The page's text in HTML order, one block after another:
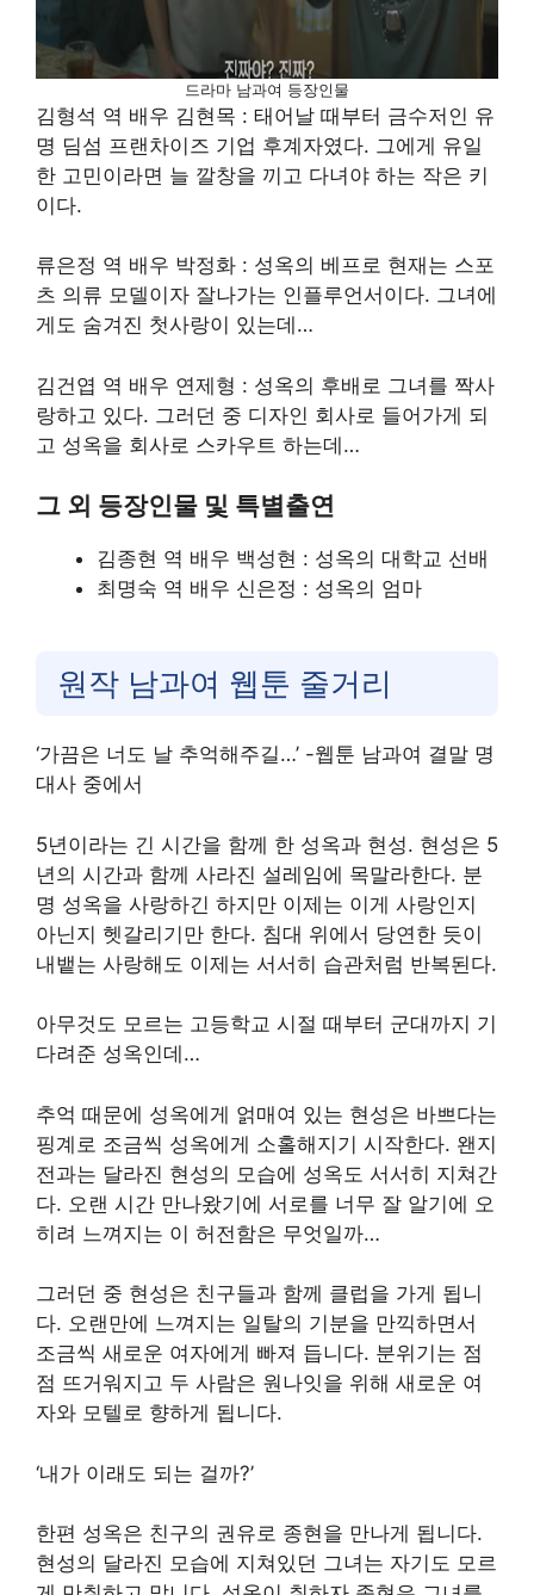
드라마 남과여 등장인물
김형석 역 배우 김현목 : 태어날 때부터 금수저인 유
명 딤섬 프랜차이즈 기업 후계자였다. 그에게 유일
한 고민이라면 늘 깔창을 끼고 다녀야 하는 작은 키
이다.
류은정 역 배우 박정화 : 성옥의 베프로 현재는 스포
츠 의류 모델이자 잘나가는 인플루언서이다. 그녀에
게도 숨겨진 첫사랑이 있는데…
김건엽 역 배우 연제형 : 성옥의 후배로 그녀를 짝사
랑하고 있다. 그러던 중 디자인 회사로 들어가게 되
고 성옥을 회사로 스카우트 하는데…
그 외 등장인물 및 특별출연
김종현 역 배우 백성현 : 성옥의 대학교 선배
최명숙 역 배우 신은정 : 성옥의 엄마
원작 남과여 웹툰 줄거리
‘가끔은 너도 날 추억해주길…’ -웹툰 남과여 결말 명
대사 중에서
5년이라는 긴 시간을 함께 한 성옥과 현성. 현성은 5
년의 시간과 함께 사라진 설레임에 목말라한다. 분
명 성옥을 사랑하긴 하지만 이제는 이게 사랑인지
아닌지 헷갈리기만 한다. 침대 위에서 당연한 듯이
내뱉는 사랑해도 이제는 서서히 습관처럼 반복된다.
아무것도 모르는 고등학교 시절 때부터 군대까지 기
다려준 성옥인데…
추억 때문에 성옥에게 얽매여 있는 현성은 바쁘다는
핑계로 조금씩 성옥에게 소홀해지기 시작한다. 왠지
전과는 달라진 현성의 모습에 성옥도 서서히 지쳐간
다. 오랜 시간 만나왔기에 서로를 너무 잘 알기에 오
히려 느껴지는 이 허전함은 무엇일까…
그러던 중 현성은 친구들과 함께 클럽을 가게 됩니
다. 오랜만에 느껴지는 일탈의 기분을 만끽하면서
조금씩 새로운 여자에게 빠져 듭니다. 분위기는 점
점 뜨거워지고 두 사람은 원나잇을 위해 새로운 여
자와 모텔로 향하게 됩니다.
‘내가 이래도 되는 걸까?’
한편 성옥은 친구의 권유로 종현을 만나게 됩니다.
현성의 달라진 모습에 지쳐있던 그녀는 자기도 모르